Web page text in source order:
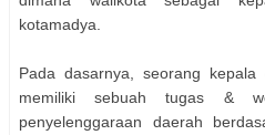
kotamadya.
Pada dasarnya, seorang
memiliki sebuah tugas &
penyelenggaraan daerah